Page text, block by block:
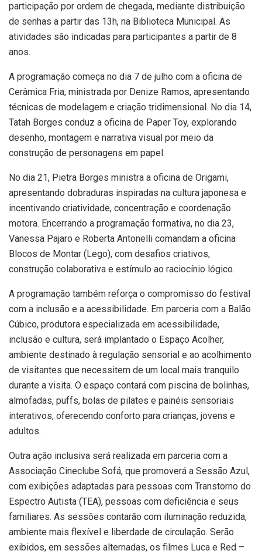
participação por ordem de chegada, mediante distribuição
de senhas a partir das 13h, na Biblioteca Municipal. As
atividades são indicadas para participantes a partir de 8
anos.
A programação começa no dia 7 de julho com a oficina de
Cerâmica Fria, ministrada por Denize Ramos, apresentando
técnicas de modelagem e criação tridimensional. No dia 14,
Tatah Borges conduz a oficina de Paper Toy, explorando
desenho, montagem e narrativa visual por meio da
construção de personagens em papel.
No dia 21, Pietra Borges ministra a oficina de Origami,
apresentando dobraduras inspiradas na cultura japonesa e
incentivando criatividade, concentração e coordenação
motora. Encerrando a programação formativa, no dia 23,
Vanessa Pajaro e Roberta Antonelli comandam a oficina
Blocos de Montar (Lego), com desafios criativos,
construção colaborativa e estímulo ao raciocínio lógico.
A programação também reforça o compromisso do festival
com a inclusão e a acessibilidade. Em parceria com a Balão
Cúbico, produtora especializada em acessibilidade,
inclusão e cultura, será implantado o Espaço Acolher,
ambiente destinado à regulação sensorial e ao acolhimento
de visitantes que necessitem de um local mais tranquilo
durante a visita. O espaço contará com piscina de bolinhas,
almofadas, puffs, bolas de pilates e painéis sensoriais
interativos, oferecendo conforto para crianças, jovens e
adultos.
Outra ação inclusiva será realizada em parceria com a
Associação Cineclube Sofá, que promoverá a Sessão Azul,
com exibições adaptadas para pessoas com Transtorno do
Espectro Autista (TEA), pessoas com deficiência e seus
familiares. As sessões contarão com iluminação reduzida,
ambiente mais flexível e liberdade de circulação. Serão
exibidos, em sessões alternadas, os filmes Luca e Red –